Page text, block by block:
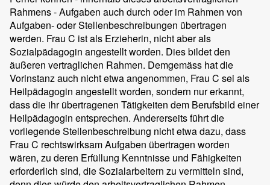
Rahmens - Aufgaben auch durch oder im Rahmen von
Aufgaben- oder Stellenbeschreibungen übertragen
werden. Frau C ist als Erzieherin, nicht aber als
Sozialpädagogin angestellt worden. Dies bildet den
äußeren vertraglichen Rahmen. Demgemäss hat die
Vorinstanz auch nicht etwa angenommen, Frau C sei als
Heilpädagogin angestellt worden, sondern nur erkannt,
dass die ihr übertragenen Tätigkeiten dem Berufsbild einer
Heilpädagogin entsprechen. Andererseits führt die
vorliegende Stellenbeschreibung nicht etwa dazu, dass
Frau C rechtswirksam Aufgaben übertragen worden
wären, zu deren Erfüllung Kenntnisse und Fähigkeiten
erforderlich sind, die Sozialarbeitern zu vermitteln sind,